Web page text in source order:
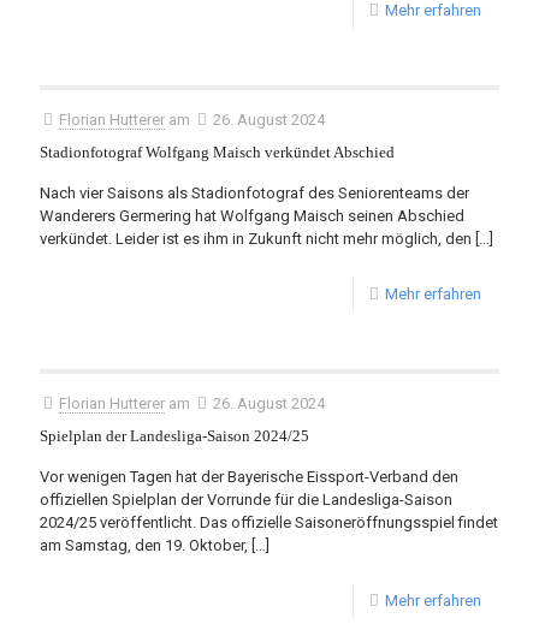
Mehr erfahren
Florian Hutterer am
26. August 2024
Stadionfotograf Wolfgang Maisch verkündet Abschied
Nach vier Saisons als Stadionfotograf des Seniorenteams der
Wanderers Germering hat Wolfgang Maisch seinen Abschied
verkündet. Leider ist es ihm in Zukunft nicht mehr möglich, den […]
Mehr erfahren
Florian Hutterer am
26. August 2024
Spielplan der Landesliga-Saison 2024/25
Vor wenigen Tagen hat der Bayerische Eissport-Verband den
offiziellen Spielplan der Vorrunde für die Landesliga-Saison
2024/25 veröffentlicht. Das offizielle Saisoneröffnungsspiel findet
am Samstag, den 19. Oktober, […]
Mehr erfahren